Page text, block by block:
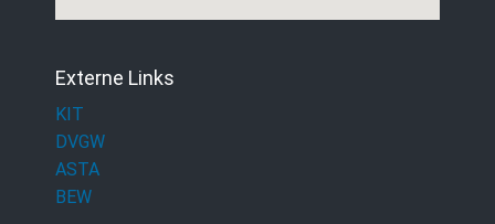
Externe Links
KIT
DVGW
ASTA
BEW